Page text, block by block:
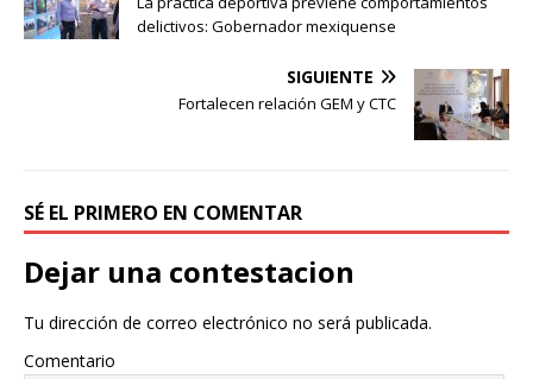
delictivos: Gobernador mexiquense
SIGUIENTE
Fortalecen relación GEM y CTC
SÉ EL PRIMERO EN COMENTAR
Dejar una contestacion
Tu dirección de correo electrónico no será publicada.
Comentario